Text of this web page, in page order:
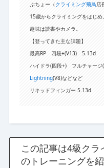
ぶちょー（クライミング飛鳥店
15歳からクライミングをはじめ
趣味は読書やカメラ。
【登ってきた主な課題】
最高RP 四段+(V13) 5.13d
ハイドラ(四段+) フルチャー
Lightning(V8)などなど
リキッドフィンガー 5.13d
この記事は4級ク
のトレーニングを